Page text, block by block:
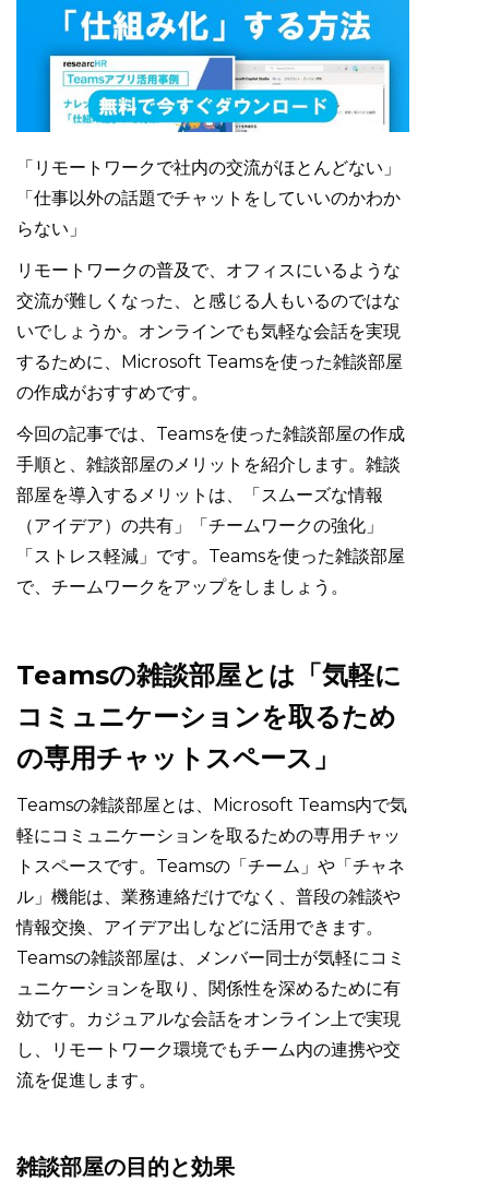
「リモートワークで社内の交流がほとんどない」
「仕事以外の話題でチャットをしていいのかわか
らない」
リモートワークの普及で、オフィスにいるような
交流が難しくなった、と感じる人もいるのではな
いでしょうか。オンラインでも気軽な会話を実現
するために、Microsoft Teamsを使った雑談部屋
の作成がおすすめです。
今回の記事では、Teamsを使った雑談部屋の作成
手順と、雑談部屋のメリットを紹介します。雑談
部屋を導入するメリットは、「スムーズな情報
（アイデア）の共有」「チームワークの強化」
「ストレス軽減」です。Teamsを使った雑談部屋
で、チームワークをアップをしましょう。
Teamsの雑談部屋とは「気軽に
コミュニケーションを取るため
の専用チャットスペース」
Teamsの雑談部屋とは、Microsoft Teams内で気
軽にコミュニケーションを取るための専用チャッ
トスペースです。Teamsの「チーム」や「チャネ
ル」機能は、業務連絡だけでなく、普段の雑談や
情報交換、アイデア出しなどに活用できます。
Teamsの雑談部屋は、メンバー同士が気軽にコミ
ュニケーションを取り、関係性を深めるために有
効です。カジュアルな会話をオンライン上で実現
し、リモートワーク環境でもチーム内の連携や交
流を促進します。
雑談部屋の目的と効果